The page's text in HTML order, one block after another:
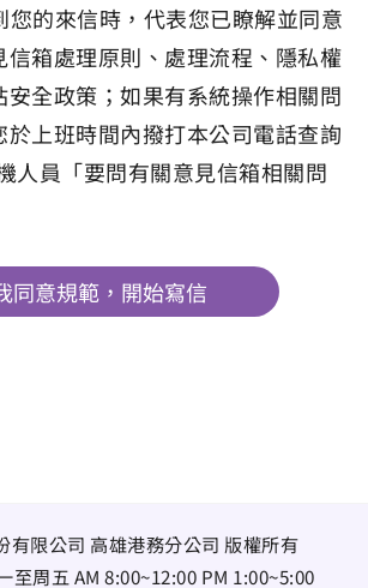
您的來信時，代表您已瞭解並同意
信箱處理原則、處理流程、隱私權
安全政策；如果有系統操作相關問
於上班時間內撥打本公司電話查詢
人員「要問有關意見信箱相關問
同意規範，開始寫信
有限公司 高雄港務分公司 版權所有
至周五 AM 8:00~12:00 PM 1:00~5:00